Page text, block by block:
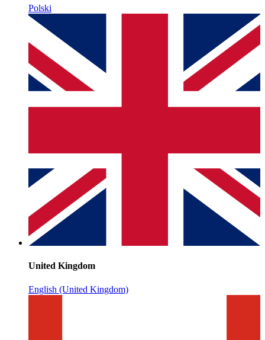
Polski
United Kingdom
English (United Kingdom)